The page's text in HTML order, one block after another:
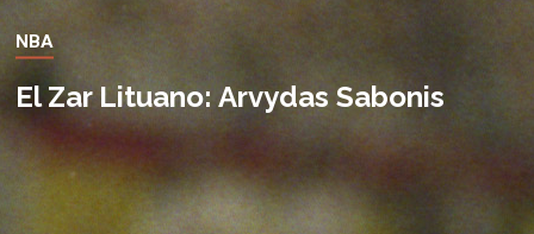
NBA
El Zar Lituano: Arvydas Sabonis